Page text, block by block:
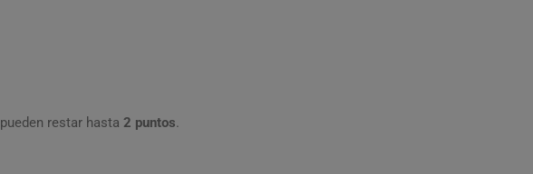
pueden restar hasta 2 puntos.